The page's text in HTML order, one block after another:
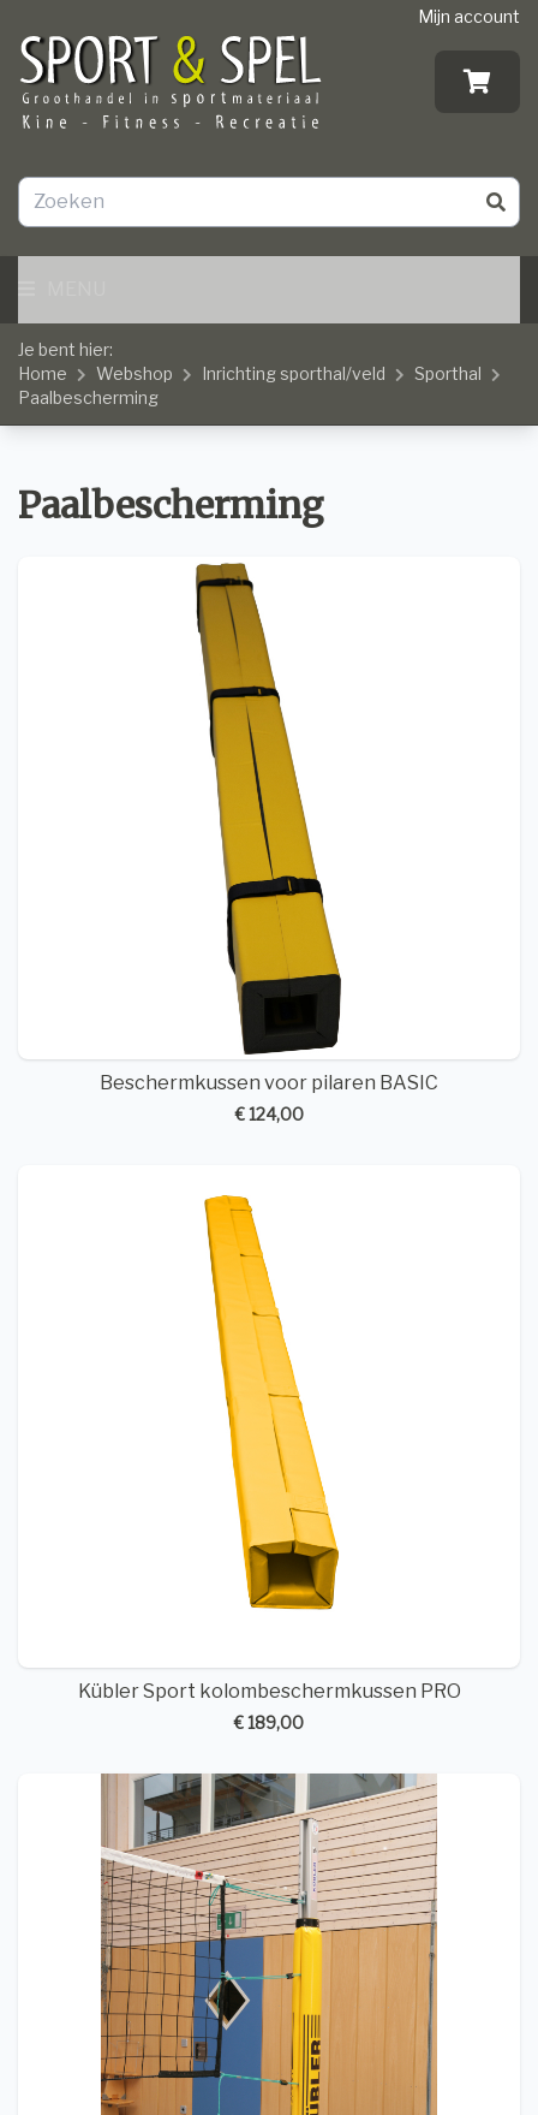
Mijn account
Je bent hier:
Home
Webshop Inrichting sporthal/veld
Sporthal
Paalbescherming
Paalbescherming
Beschermkussen voor pilaren BASIC
€ 124,00
Kübler Sport kolombeschermkussen PRO
€ 189,00